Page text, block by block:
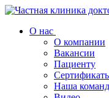
О нас
О компании
Вакансии
Пациенту
Наша